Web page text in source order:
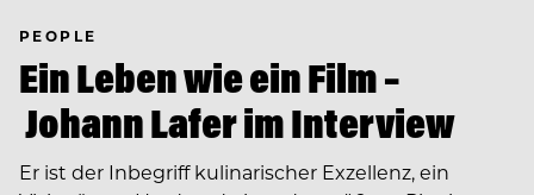
PEOPLE
Ein Leben wie ein Film –
Johann Lafer im Interview
Er ist der Inbegriff kulinarischer Exzellenz, ein